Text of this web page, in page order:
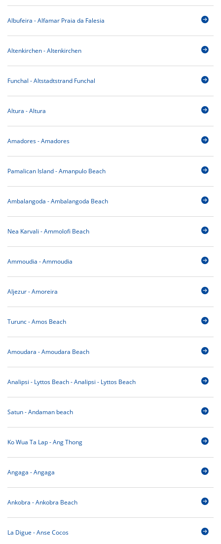
Albufeira - Alfamar Praia da Falesia
Altenkirchen - Altenkirchen
Funchal - Altstadtstrand Funchal
Altura - Altura
Amadores - Amadores
Pamalican Island - Amanpulo Beach
Ambalangoda - Ambalangoda Beach
Nea Karvali - Ammolofi Beach
Ammoudia - Ammoudia
Aljezur - Amoreira
Turunc - Amos Beach
Amoudara - Amoudara Beach
Analipsi - Lyttos Beach - Analipsi - Lyttos Beach
Satun - Andaman beach
Ko Wua Ta Lap - Ang Thong
Angaga - Angaga
Ankobra - Ankobra Beach
La Digue - Anse Cocos